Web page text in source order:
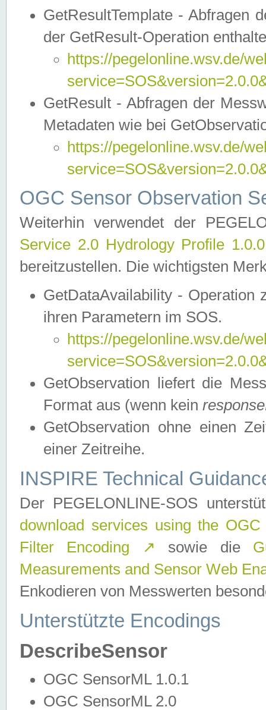
GetResultTemplate - Abfragen
der GetResult-Operation
https://pegelonline.wsv.de/
GetResult - Abfragen der
Metadaten wie bei
https://pegelonline.wsv.de/
OGC Sensor Observation
Weiterhin verwendet der
Service 2.0 Hydrology Profile
bereitzustellen. Die wichtigsten
GetDataAvailability - Operation
ihren Parametern im SOS.
https://pegelonline.wsv.de/
GetObservation liefert die
Format aus (wenn kein
GetObservation ohne einen
einer Zeitreihe.
INSPIRE Technical
Der PEGELONLINE-SOS
download services using the
Filter Encoding
↗ sowie die
Measurements and Sensor Web
Enkodieren von Messwerten
Unterstützte Encodings
DescribeSensor
OGC SensorML 1.0.1
OGC SensorML 2.0